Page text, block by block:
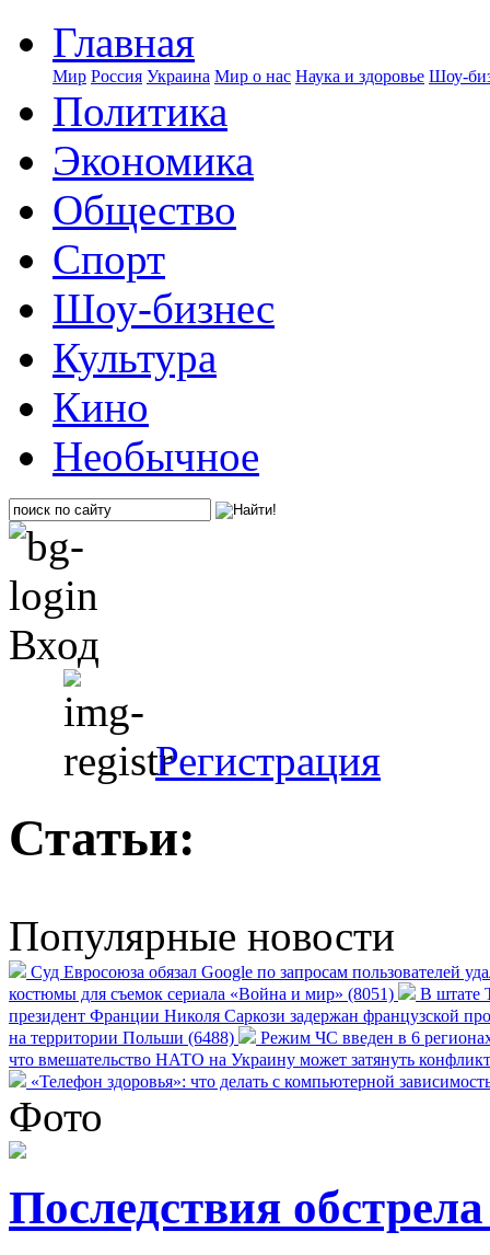
Главная
Мир Россия Украина Мир о нас Наука и здоровье Шоу-
Политика
Экономика
Общество
Спорт
Шоу-бизнес
Культура
Кино
Необычное
Вход
Регистрация
Статьи:
Популярные новости
Суд Евросоюза обязал Google по запросам пользователей
костюмы для съемок сериала «Война и мир» (8051)
В штате
президент Франции Николя Саркози задержан французской
на территории Польши (6488)
Режим ЧС введен в 6
что вмешательство НАТО на Украину может затянуть
«Телефон здоровья»: что делать с компьютерной
Фото
Последствия